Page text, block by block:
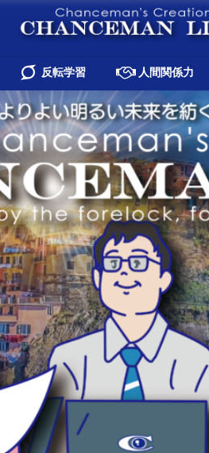
反転学習 人間関係力